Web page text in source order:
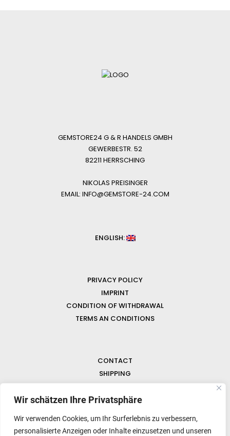
Wir schätzen Ihre Privatsphäre
Wir verwenden Cookies, um Ihr Surferlebnis zu verbessern,
personalisierte Anzeigen oder Inhalte einzusetzen und unseren
GEMSTORE24 G & R HANDELS GMBH
GEWERBESTR. 52
82211 HERRSCHING
NIKOLAS PREISINGER
EMAIL: INFO@GEMSTORE-24.COM
ENGLISH:
PRIVACY POLICY
IMPRINT
CONDITION OF WITHDRAWAL
TERMS AN CONDITIONS
CONTACT
SHIPPING
FAQ
NEWS & GEMSTONES